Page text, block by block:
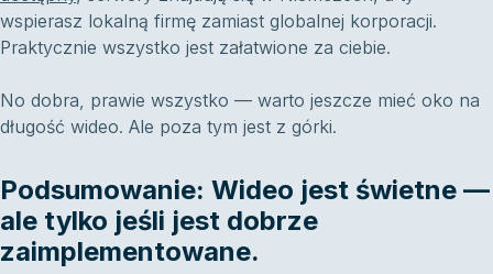
wspierasz lokalną firmę zamiast globalnej korporacji.
Praktycznie wszystko jest załatwione za ciebie.
No dobra, prawie wszystko — warto jeszcze mieć oko na
długość wideo. Ale poza tym jest z górki.
Podsumowanie: Wideo jest świetne —
ale tylko jeśli jest dobrze
zaimplementowane.